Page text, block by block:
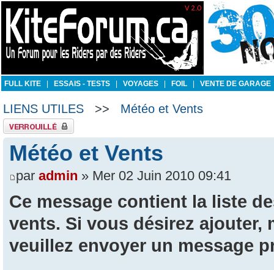
FULL KITE ESSAIS - TESTS VOYAGES FOIL VENTE DE GARAGE
LIENS UTILES >> Météo et Vents
Sujet verrouillé
Météo et Vents
par admin » Mer 02 Juin 2010 09:41
Ce message contient la liste
vents. Si vous désirez
veuillez envoyer un message